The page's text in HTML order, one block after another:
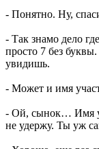
- Понятно. Ну,
- Так знамо дело
просто 7 без
увидишь.
- Может и имя
- Ой, сынок… Имя у
не удержу. Ты уж